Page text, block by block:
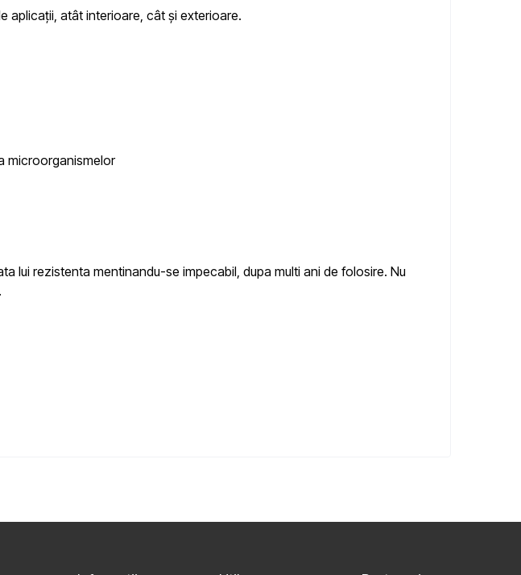
aplicații, atât interioare, cât și exterioare.
microorganismelor
lui rezistenta mentinandu-se impecabil, dupa multi ani de folosire. Nu